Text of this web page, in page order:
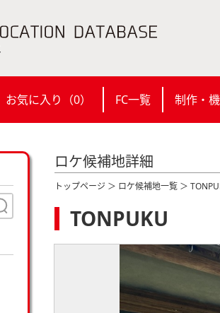
お気に入り（0） FC一覧 制作・
ロケ候補地詳細
トップページ ＞ ロケ候補地一覧 ＞
TONPUKU